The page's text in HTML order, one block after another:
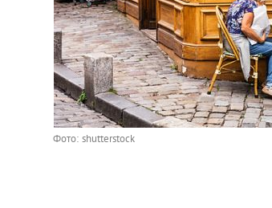
Фото: shutterstock